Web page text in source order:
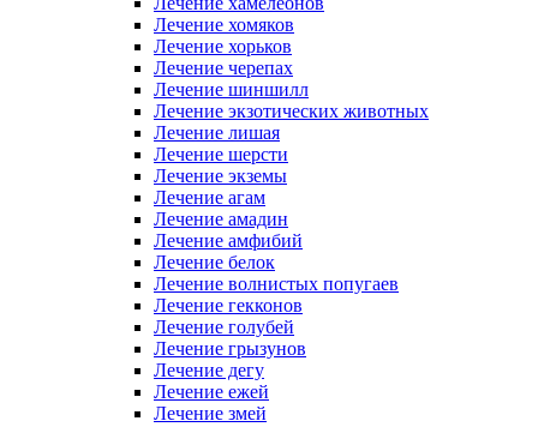
Лечение хомяков
Лечение хорьков
Лечение черепах
Лечение шиншилл
Лечение экзотических животных
Лечение лишая
Лечение шерсти
Лечение экземы
Лечение агам
Лечение амадин
Лечение амфибий
Лечение белок
Лечение волнистых попугаев
Лечение гекконов
Лечение голубей
Лечение грызунов
Лечение дегу
Лечение ежей
Лечение змей